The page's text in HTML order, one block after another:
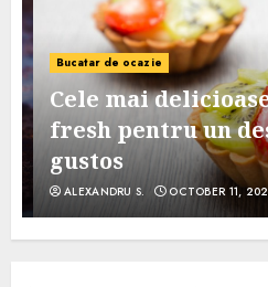
Bucatar de ocazie
Cele mai
fresh pentru un
gustos
ALEXANDRU S. OCTOBER 11, 2023